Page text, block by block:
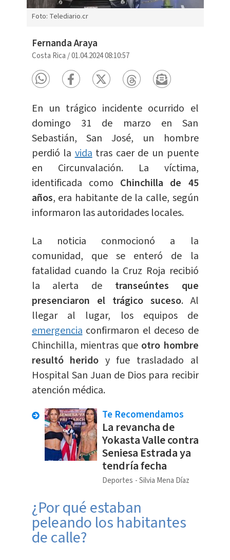
Foto: Telediario.cr
Fernanda Araya
Costa Rica /01.04.2024 08:10:57
En un trágico incidente ocurrido el
domingo 31 de marzo en San
Sebastián, San José, un hombre
perdió lavidatras caer de un puente
en Circunvalación. La víctima,
identificada como Chinchilla de 45
años, era habitante de la calle, según
informaron las autoridades locales.
La noticia conmocionó a la
comunidad, que se enteró de la
fatalidad cuando la Cruz Roja recibió
la alerta de transeúntes que
presenciaron el trágico suceso. Al
llegar al lugar, los equipos de
emergenciaconfirmaron el deceso de
Chinchilla, mientras que otro hombre
resultó herido y fue trasladado al
Hospital San Juan de Dios para recibir
atención médica.
Te Recomendamos
La revancha de
Yokasta Valle contra
Seniesa Estrada ya
tendría fecha
Deportes Silvia Mena Díaz
¿Por qué estaban
peleando los habitantes
de calle?